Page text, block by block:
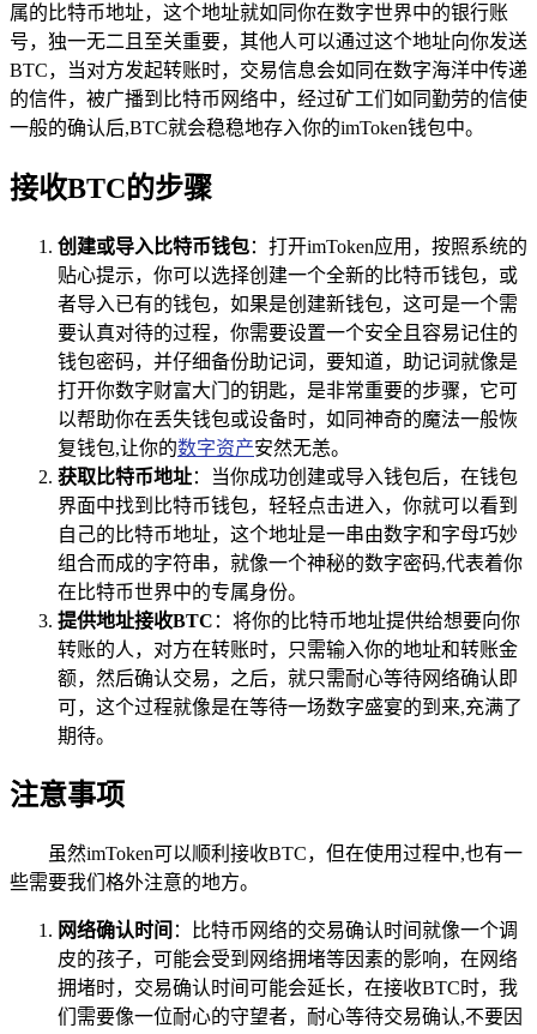
属的比特币地址，这个地址就如同你在数字世界中的银行账
号，独一无二且至关重要，其他人可以通过这个地址向你发送
BTC，当对方发起转账时，交易信息会如同在数字海洋中传递
的信件，被广播到比特币网络中，经过矿工们如同勤劳的信使
一般的确认后,BTC就会稳稳地存入你的imToken钱包中。
接收BTC的步骤
创建或导入比特币钱包：打开imToken应用，按照系统的
贴心提示，你可以选择创建一个全新的比特币钱包，或
者导入已有的钱包，如果是创建新钱包，这可是一个需
要认真对待的过程，你需要设置一个安全且容易记住的
钱包密码，并仔细备份助记词，要知道，助记词就像是
打开你数字财富大门的钥匙，是非常重要的步骤，它可
以帮助你在丢失钱包或设备时，如同神奇的魔法一般恢
复钱包,让你的数字资产安然无恙。
获取比特币地址：当你成功创建或导入钱包后，在钱包
界面中找到比特币钱包，轻轻点击进入，你就可以看到
自己的比特币地址，这个地址是一串由数字和字母巧妙
组合而成的字符串，就像一个神秘的数字密码,代表着你
在比特币世界中的专属身份。
提供地址接收BTC ：将你的比特币地址提供给想要向你
转账的人，对方在转账时，只需输入你的地址和转账金
额，然后确认交易，之后，就只需耐心等待网络确认即
可，这个过程就像是在等待一场数字盛宴的到来,充满了
期待。
注意事项
虽然imToken可以顺利接收BTC，但在使用过程中,也有一
些需要我们格外注意的地方。
网络确认时间 ：比特币网络的交易确认时间就像一个调
皮的孩子，可能会受到网络拥堵等因素的影响，在网络
拥堵时，交易确认时间可能会延长，在接收BTC时，我
们需要像一位耐心的守望者，耐心等待交易确认,不要因